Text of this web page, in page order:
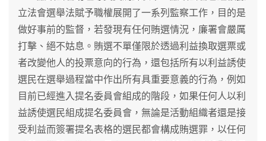
立法會選舉法賦予職權展開了一系列監察工作，目的是
做好事前的監督，若發現有任何賄選情況，廉署會嚴厲
打擊、絕不姑息。賄選不單僅限於透過利益換取選票或
者改變他人的投票意向的行為，還包括所有以利益誘使
選民在選舉過程當中作出所有具重要意義的行為，例如
目前已經進入提名委員會組成的階段，如果任何人以利
益誘使選民組成提名委員會，無論是活動組織者還是接
受利益而簽署提名表格的選民都會構成賄選罪，以任何